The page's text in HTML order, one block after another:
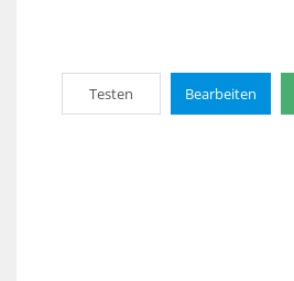
Testen Bearbeiten